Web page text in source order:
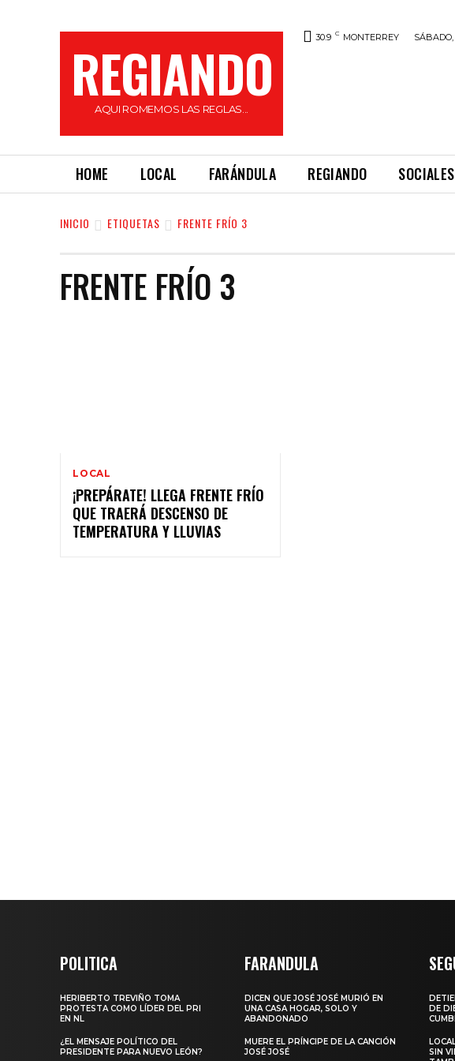
REGIANDO
AQUI ROMEMOS LAS REGLAS...
30.9 C MONTERREY SÁBADO,
HOME LOCAL FARÁNDULA REGIANDO SOCIALES
INICIO ETIQUETAS FRENTE FRÍO 3
FRENTE FRÍO 3
LOCAL
¡PREPÁRATE! LLEGA FRENTE FRÍO
QUE TRAERÁ DESCENSO DE
TEMPERATURA Y LLUVIAS
POLITICA
HERIBERTO TREVIÑO TOMA
PROTESTA COMO LÍDER DEL PRI
EN NL
¿EL MENSAJE POLÍTICO DEL
PRESIDENTE PARA NUEVO LEÓN?
FARANDULA
DICEN QUE JOSÉ JOSÉ MURIÓ EN
UNA CASA HOGAR, SOLO Y
ABANDONADO
MUERE EL PRÍNCIPE DE LA CANCIÓN
JOSÉ JOSÉ
DE
SIN